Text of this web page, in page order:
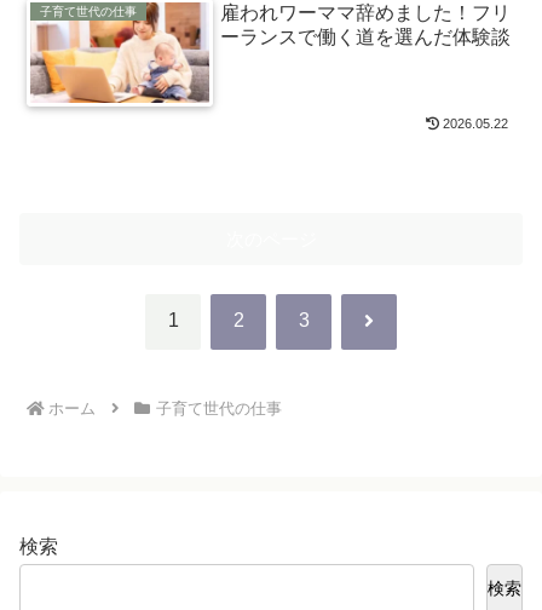
子育て世代の仕事
雇われワーママ辞めました！フリ
ーランスで働く道を選んだ体験談
2026.05.22
1 2 3 次
ホーム 子育て世代の仕事
検索
検索